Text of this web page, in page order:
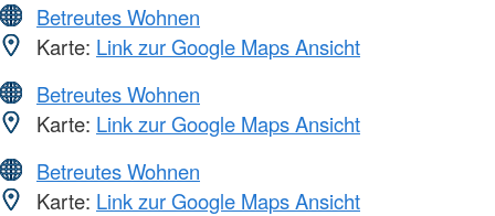
Betreutes Wohnen
Karte: Link zur Google Maps Ansicht
Betreutes Wohnen
Karte: Link zur Google Maps Ansicht
Betreutes Wohnen
Karte: Link zur Google Maps Ansicht